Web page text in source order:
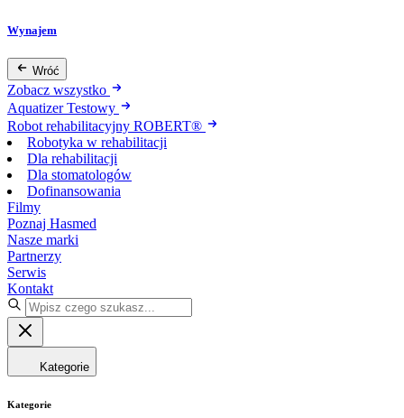
Wynajem
Wróć
Zobacz wszystko
Aquatizer Testowy
Robot rehabilitacyjny ROBERT®
Robotyka w rehabilitacji
Dla rehabilitacji
Dla stomatologów
Dofinansowania
Filmy
Poznaj Hasmed
Nasze marki
Partnerzy
Serwis
Kontakt
Kategorie
Kategorie